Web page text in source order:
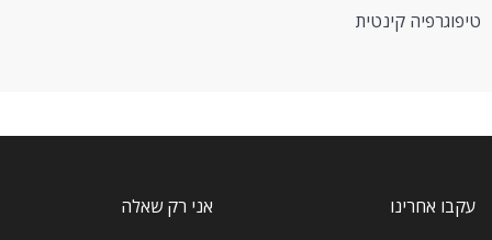
טיפוגרפיה קינטית
עקבו אחרינו אני רק שאלה